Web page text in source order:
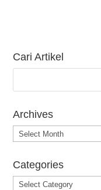
Cari Artikel
Archives
Archives
Categories
Categories